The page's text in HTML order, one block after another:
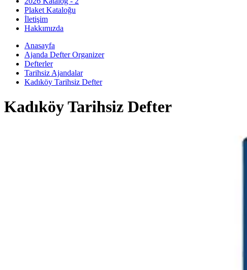
Plaket Kataloğu
İletişim
Hakkımızda
Anasayfa
Ajanda Defter Organizer
Defterler
Tarihsiz Ajandalar
Kadıköy Tarihsiz Defter
Kadıköy Tarihsiz Defter